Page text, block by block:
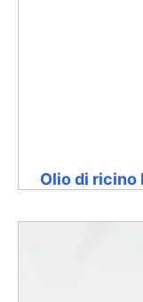
Olio di ricino